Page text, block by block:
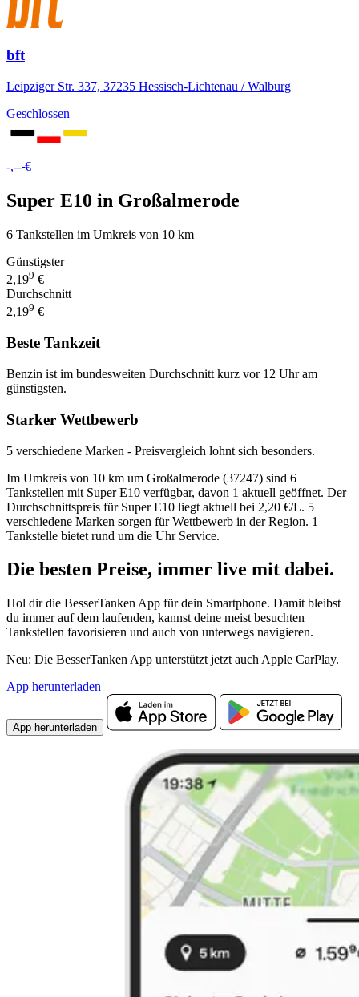
bft
Leipziger Str. 337, 37235 Hessisch-Lichtenau / Walburg
Geschlossen
-,---€
Super E10 in Großalmerode
6 Tankstellen im Umkreis von 10 km
Günstigster
2,199 €
Durchschnitt
2,199 €
Beste Tankzeit
Benzin ist im bundesweiten Durchschnitt kurz vor 12 Uhr am
günstigsten.
Starker Wettbewerb
5 verschiedene Marken - Preisvergleich lohnt sich besonders.
Im Umkreis von 10 km um Großalmerode (37247) sind 6
Tankstellen mit Super E10 verfügbar, davon 1 aktuell geöffnet. Der
Durchschnittspreis für Super E10 liegt aktuell bei 2,20 €/L. 5
verschiedene Marken sorgen für Wettbewerb in der Region. 1
Tankstelle bietet rund um die Uhr Service.
Die besten Preise, immer live mit dabei.
Hol dir die BesserTanken App für dein Smartphone. Damit bleibst
du immer auf dem laufenden, kannst deine meist besuchten
Tankstellen favorisieren und auch von unterwegs navigieren.
Neu: Die BesserTanken App unterstützt jetzt auch Apple CarPlay.
App herunterladen
App herunterladen